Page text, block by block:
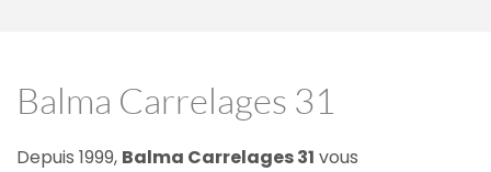
Balma Carrelages 31
Depuis 1999, Balma Carrelages 31 vous